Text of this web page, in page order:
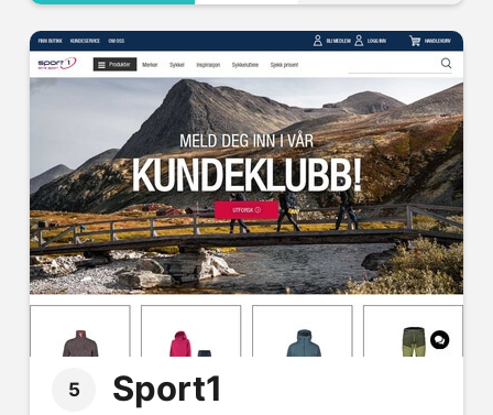
5 Sport1